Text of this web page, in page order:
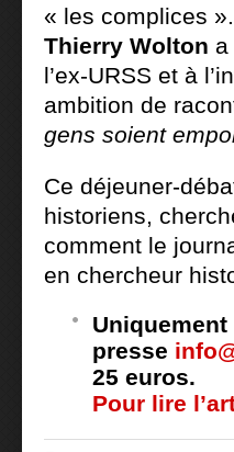
« les complices
Thierry Wolton a
l’ex-URSS et à
ambition de
gens soient
Ce déjeuner-
historiens,
comment le
en chercheur
presse
25 euros.
Pour lire